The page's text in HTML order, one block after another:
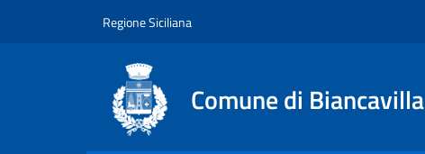
Regione Siciliana
Comune di Biancavilla